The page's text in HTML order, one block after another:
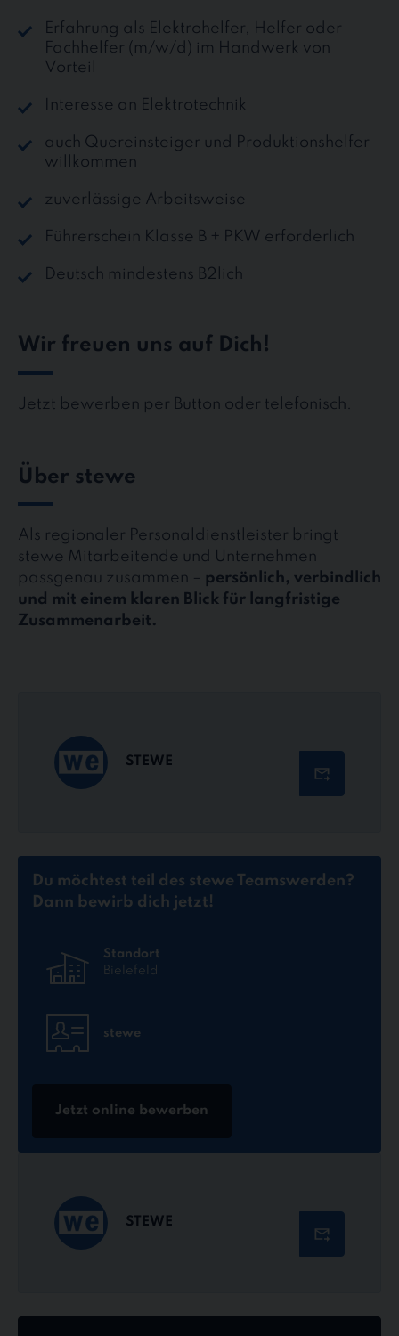
Erfahrung als Elektrohelfer, Helfer oder
Fachhelfer (m/w/d) im Handwerk von
Vorteil
Interesse an Elektrotechnik
auch Quereinsteiger und Produktionshelfer
willkommen
zuverlässige Arbeitsweise
Führerschein Klasse B + PKW erforderlich
Deutsch mindestens B2lich
Wir freuen uns auf Dich!
Jetzt bewerben per Button oder telefonisch.
Über stewe
Als regionaler Personaldienstleister bringt
stewe Mitarbeitende und Unternehmen
passgenau zusammen – persönlich, verbindlich
und mit einem klaren Blick für langfristige
Zusammenarbeit.
STEWE
Du möchtest teil des stewe Teamswerden?
Dann bewirb dich jetzt!
Standort
Bielefeld
stewe
Jetzt online bewerben
STEWE